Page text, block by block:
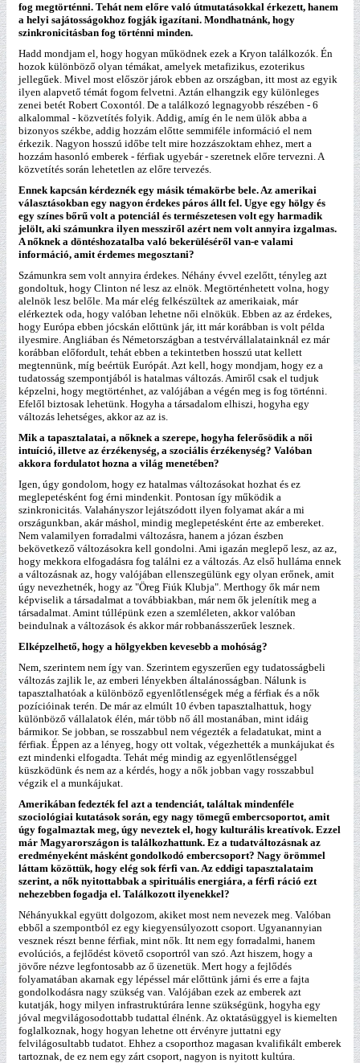
fog megtörténni. Tehát nem előre való útmutatásokkal érkezett, hanem
a helyi sajátosságokhoz fogják igazítani. Mondhatnánk, hogy
szinkronicitásban fog történni minden.
Hadd mondjam el, hogy hogyan működnek ezek a Kryon találkozók. Én
hozok különböző olyan témákat, amelyek metafizikus, ezoterikus
jellegűek. Mivel most először járok ebben az országban, itt most az egyik
ilyen alapvető témát fogom felvetni. Aztán elhangzik egy különleges
zenei betét Robert Coxontól. De a találkozó legnagyobb részében - 6
alkalommal - közvetítés folyik. Addig, amíg én le nem ülök abba a
bizonyos székbe, addig hozzám előtte semmiféle információ el nem
érkezik. Nagyon hosszú időbe telt mire hozzászoktam ehhez, mert a
hozzám hasonló emberek - férfiak ugyebár - szeretnek előre tervezni. A
közvetítés során lehetetlen az előre tervezés.
Ennek kapcsán kérdeznék egy másik témakörbe bele. Az amerikai
választásokban egy nagyon érdekes páros állt fel. Ugye egy hölgy és
egy színes bőrű volt a potenciál és természetesen volt egy harmadik
jelölt, aki számunkra ilyen messziről azért nem volt annyira izgalmas.
A nőknek a döntéshozatalba való bekerüléséről van-e valami
információ, amit érdemes megosztani?
Számunkra sem volt annyira érdekes. Néhány évvel ezelőtt, tényleg azt
gondoltuk, hogy Clinton né lesz az elnök. Megtörténhetett volna, hogy
alelnök lesz belőle. Ma már elég felkészültek az amerikaiak, már
elérkeztek oda, hogy valóban lehetne női elnökük. Ebben az az érdekes,
hogy Európa ebben jócskán előttünk jár, itt már korábban is volt példa
ilyesmire. Angliában és Németországban a testvérvállalatainknál ez már
korábban előfordult, tehát ebben a tekintetben hosszú utat kellett
megtennünk, míg beértük Európát. Azt kell, hogy mondjam, hogy ez a
tudatosság szempontjából is hatalmas változás. Amiről csak el tudjuk
képzelni, hogy megtörténhet, az valójában a végén meg is fog történni.
Efelől biztosak lehetünk. Hogyha a társadalom elhiszi, hogyha egy
változás lehetséges, akkor az az is.
Mik a tapasztalatai, a nőknek a szerepe, hogyha felerősödik a női
intuíció, illetve az érzékenység, a szociális érzékenység? Valóban
akkora fordulatot hozna a világ menetében?
Igen, úgy gondolom, hogy ez hatalmas változásokat hozhat és ez
meglepetésként fog érni mindenkit. Pontosan így működik a
szinkronicitás. Valahányszor lejátszódott ilyen folyamat akár a mi
országunkban, akár máshol, mindig meglepetésként érte az embereket.
Nem valamilyen forradalmi változásra, hanem a józan észben
bekövetkező változásokra kell gondolni. Ami igazán meglepő lesz, az az,
hogy mekkora elfogadásra fog találni ez a változás. Az első hulláma ennek
a változásnak az, hogy valójában ellenszegülünk egy olyan erőnek, amit
úgy nevezhetnék, hogy az "Öreg Fiúk Klubja". Merthogy ők már nem
képviselik a társadalmat a továbbiakban, már nem ők jelenítik meg a
társadalmat. Amint túllépünk ezen a szemléleten, akkor valóban
beindulnak a változások és akkor már robbanásszerűek lesznek.
Elképzelhető, hogy a hölgyekben kevesebb a mohóság?
Nem, szerintem nem így van. Szerintem egyszerűen egy tudatosságbeli
változás zajlik le, az emberi lényekben általánosságban. Nálunk is
tapasztalhatóak a különböző egyenlőtlenségek még a férfiak és a nők
pozícióinak terén. De már az elmúlt 10 évben tapasztalhattuk, hogy
különböző vállalatok élén, már több nő áll mostanában, mint idáig
bármikor. Se jobban, se rosszabbul nem végezték a feladatukat, mint a
férfiak. Éppen az a lényeg, hogy ott voltak, végezhették a munkájukat és
ezt mindenki elfogadta. Tehát még mindig az egyenlőtlenséggel
küszködünk és nem az a kérdés, hogy a nők jobban vagy rosszabbul
végzik el a munkájukat.
Amerikában fedezték fel azt a tendenciát, találtak mindenféle
szociológiai kutatások során, egy nagy tömegű embercsoportot, amit
úgy fogalmaztak meg, úgy neveztek el, hogy kulturális kreatívok. Ezzel
már Magyarországon is találkozhattunk. Ez a tudatváltozásnak az
eredményeként másként gondolkodó embercsoport? Nagy örömmel
láttam közöttük, hogy elég sok férfi van. Az eddigi tapasztalataim
szerint, a nők nyitottabbak a spirituális energiára, a férfi ráció ezt
nehezebben fogadja el. Találkozott ilyenekkel?
Néhányukkal együtt dolgozom, akiket most nem nevezek meg. Valóban
ebből a szempontból ez egy kiegyensúlyozott csoport. Ugyanannyian
vesznek részt benne férfiak, mint nők. Itt nem egy forradalmi, hanem
evolúciós, a fejlődést követő csoportról van szó. Azt hiszem, hogy a
jövőre nézve legfontosabb az ő üzenetük. Mert hogy a fejlődés
folyamatában akarnak egy lépéssel már előttünk járni és erre a fajta
gondolkodásra nagy szükség van. Valójában ezek az emberek azt
kutatják, hogy milyen infrastruktúrára lenne szükségünk, hogyha egy
jóval megvilágosodottabb tudattal élnénk. Az oktatásüggyel is kiemelten
foglalkoznak, hogy hogyan lehetne ott érvényre juttatni egy
felvilágosultabb tudatot. Ehhez a csoporthoz magasan kvalifikált emberek
tartoznak, de ez nem egy zárt csoport, nagyon is nyitott kultúra.